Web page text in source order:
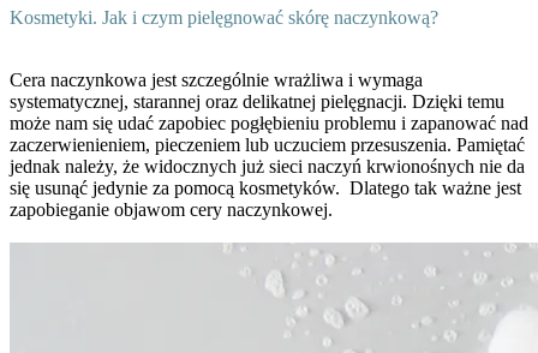
Kosmetyki. Jak i czym pielęgnować skórę naczynkową?
Cera naczynkowa jest szczególnie wrażliwa i wymaga
systematycznej, starannej oraz delikatnej pielęgnacji. Dzięki temu
może nam się udać zapobiec pogłębieniu problemu i zapanować nad
zaczerwienieniem, pieczeniem lub uczuciem przesuszenia. Pamiętać
jednak należy, że widocznych już sieci naczyń krwionośnych nie da
się usunąć jedynie za pomocą kosmetyków. Dlatego tak ważne jest
zapobieganie objawom cery naczynkowej.